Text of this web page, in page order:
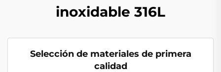
inoxidable 316L
Selección de materiales de primera
calidad